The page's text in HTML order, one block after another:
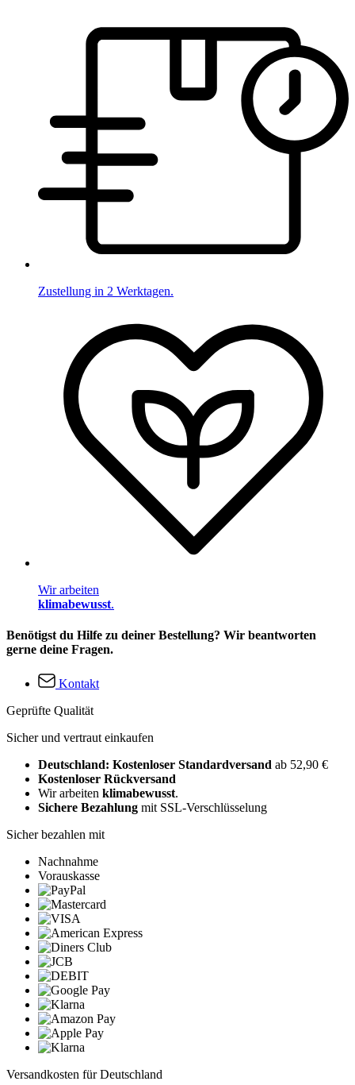
Zustellung in 2 Werktagen.
Wir arbeiten
klimabewusst.
Benötigst du Hilfe zu deiner Bestellung? Wir beantworten
gerne deine Fragen.
Kontakt
Geprüfte Qualität
Sicher und vertraut einkaufen
Deutschland: Kostenloser Standardversand ab 52,90 €
Kostenloser Rückversand
Wir arbeiten klimabewusst.
Sichere Bezahlung mit SSL-Verschlüsselung
Sicher bezahlen mit
Nachnahme
Vorauskasse
Versandkosten für Deutschland